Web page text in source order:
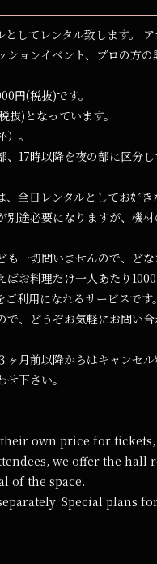
としてレンタル致します。
ションイベント、プロの方
円(税抜)です。
抜)となっています。
。
、17時以降を夜の部に区分
全日レンタルとしてお好き
別途必要になりますが、機
一切問いませんので、ど
お料理だけ一人あたり
ご利用になれるサービスで
、どうぞお気軽にお問い
月前以降からはキャンセ
下さい。
own price for
we offer the hall
of the space.
Special plans